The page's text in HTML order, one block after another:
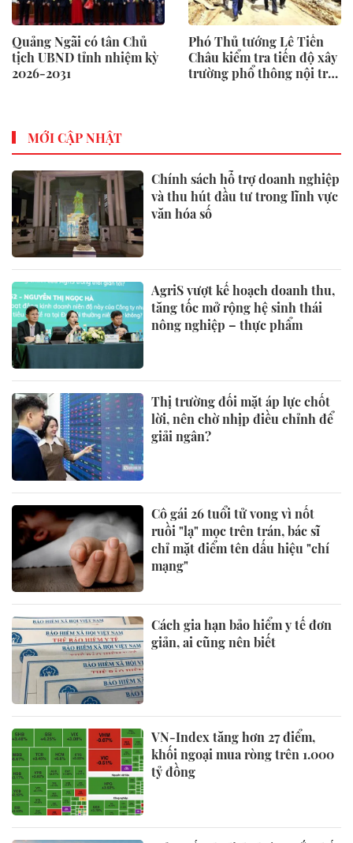
Quảng Ngãi có tân Chủ
tịch UBND tỉnh nhiệm kỳ
2026-2031
Phó Thủ tướng Lê Tiến
Châu kiểm tra tiến độ xây
trường phổ thông nội trú
MỚI CẬP NHẬT
Chính sách hỗ trợ doanh nghiệp
và thu hút đầu tư trong lĩnh vực
văn hóa số
AgriS vượt kế hoạch doanh thu,
tăng tốc mở rộng hệ sinh thái
nông nghiệp – thực phẩm
Thị trường đối mặt áp lực chốt
lời, nên chờ nhịp điều chỉnh để
giải ngân?
Cô gái 26 tuổi tử vong vì nốt
ruồi "lạ" mọc trên trán, bác sĩ
chỉ mặt điểm tên dấu hiệu "chí
mạng"
Cách gia hạn bảo hiểm y tế đơn
giản, ai cũng nên biết
VN-Index tăng hơn 27 điểm,
khối ngoại mua ròng trên 1.000
tỷ đồng